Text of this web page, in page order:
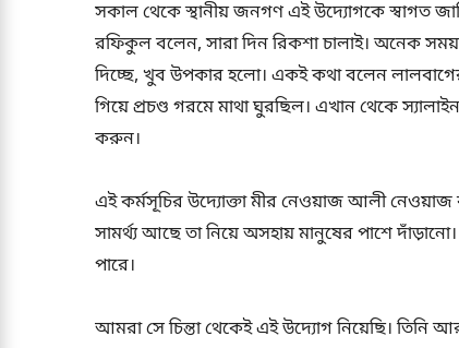
সকাল থেকে স্থানীয় জনগণ এই উদ্যোগকে স্বাগত
রফিকুল বলেন, সারা দিন রিকশা চালাই। অনেক সময়
দিচ্ছে, খুব উপকার হলো। একই কথা বলেন
গিয়ে প্রচণ্ড গরমে মাথা ঘুরছিল। এখান থেকে
করুন।
এই কর্মসূচির উদ্যোক্তা মীর নেওয়াজ আলী
সামর্থ্য আছে তা নিয়ে অসহায় মানুষের পাশে
পারে।
আমরা সে চিন্তা থেকেই এই উদ্যোগ নিয়েছি। তিনি